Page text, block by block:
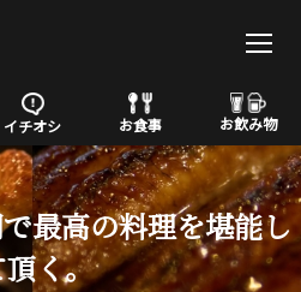
イチオシ お食事 お飲み物
最高の料理を堪能し
く。